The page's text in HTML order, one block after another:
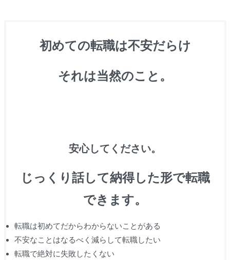
初めての転職は不安だらけ
それは当然のこと。
安心してください。
じっくり話して納得した形で転職
できます。
転職は初めてだからわからないことがある
不安なことはなるべく減らして転職したい
転職で絶対に失敗したくない